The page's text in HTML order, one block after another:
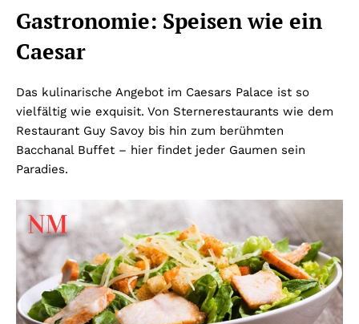
Gastronomie: Speisen wie ein
Caesar
Das kulinarische Angebot im Caesars Palace ist so
vielfältig wie exquisit. Von Sternerestaurants wie dem
Restaurant Guy Savoy bis hin zum berühmten
Bacchanal Buffet – hier findet jeder Gaumen sein
Paradies.